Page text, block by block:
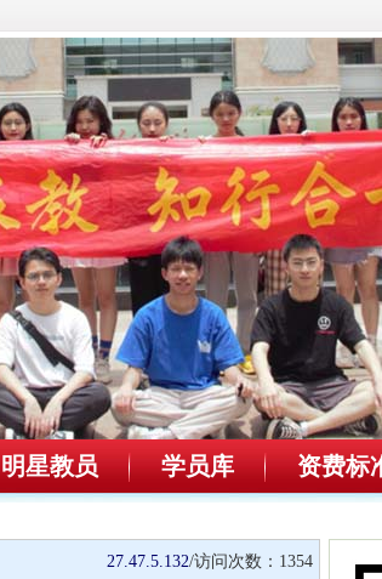
明星教员 学员库 资费标
27.47.5.132/访问次数： 1354